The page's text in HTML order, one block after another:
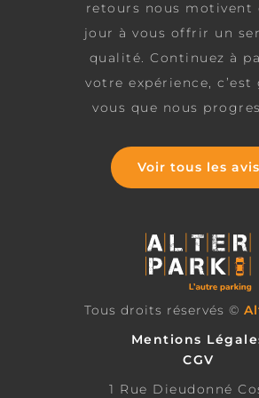
retours nous motivent
jour à vous offrir un
qualité. Continuez à
votre expérience, c’est
vous que nous
Voir tous les avis
Tous droits réservés ©
Mentions
CGV
1 Rue Dieudonné